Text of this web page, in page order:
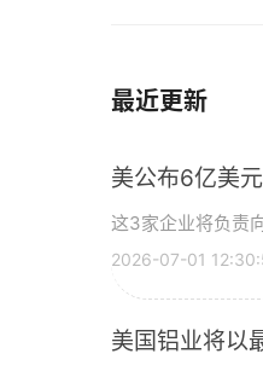
最近更新
美公布6亿美
这3家企业将负责
2026-07-01
美国铝业将以